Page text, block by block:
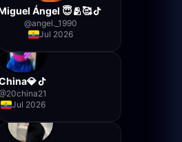
Ángel 😇🫂🥰
@angel._1990
Jul 2026
20china21
Jul 2026